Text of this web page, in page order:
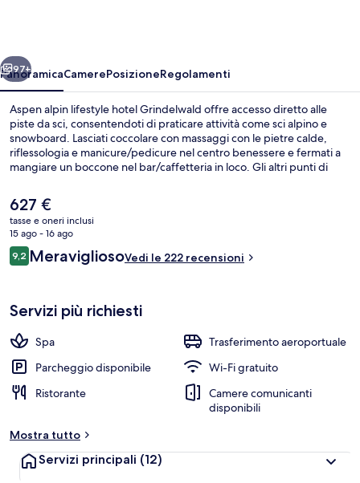
Avanti
97+
PanoramicaCamerePosizioneRegolamenti
Aspen alpin lifestyle hotel Grindelwald offre accesso diretto alle
piste da sci, consentendoti di praticare attività come sci alpino e
snowboard. Lasciati coccolare con massaggi con le pietre calde,
riflessologia e manicure/pedicure nel centro benessere e fermati a
mangiare un boccone nel bar/caffetteria in loco. Gli altri punti di
giardino. Gli appassionati di sci potranno approfittare di ski pass e
deposito sci. Il personale gentile e le condizioni generali sono
caratteristiche molto apprezzate dai viaggiatori.
Il
prezzo
attuale
è
627 €
627 €
tasse e oneri inclusi
15 ago - 16 ago
Recensioni
9,29,2 su 10
MeravigliosoVedi le 222 recensioni
Servizi più richiesti
Spa
Trasferimento aeroportuale
Parcheggio disponibile
Wi-Fi gratuito
Ristorante
Camere comunicanti
disponibili
Mostra tutto
Servizi principali (12)